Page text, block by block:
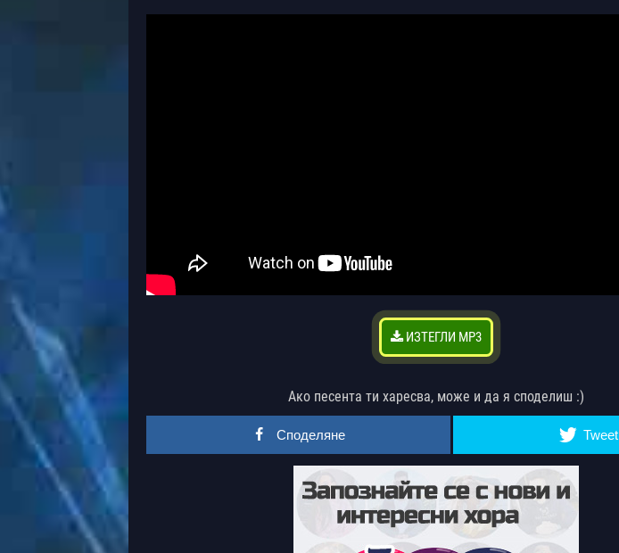
ИЗТЕГЛИ MP3
Ако песента ти харесва, може и да я споделиш :)
Споделяне Tweet